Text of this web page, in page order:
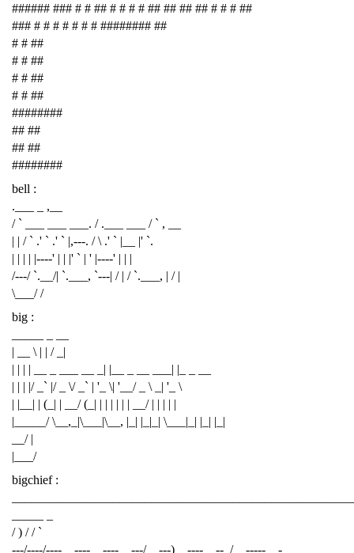
###### ### # # ## # # # # ## ## ## ## # # # ##
### # # # # # # # ######## ##
# # ##
# # ##
# # ##
# # ##
########
## ##
## ##
########
bell :
.___ _ ,__
/ ` ___ ___ ___. / .___ ___ / ` , __
| | / ` .' ` .' ` |,---. / \ .' ` |__ |' `.
| | | | |----' | | |' ` | ' |----' | | |
/---/ `.__/| `.___, `---| / | / `.___, | / |
\___/ /
big :
| __ \ | | / _|
| | | | __ _ ___ __ _| |__ _ __ ___| |_ _ __
| | | |/ _` |/ _ \/ _` | '_ \| '__/ _ \ _| '_ \
| |__| | (_| | __/ (_| | | | | | | __/ | | | | |
|_____/ \__,_|\___|\__, |_| |_|_| \___|_| |_| |_|
__/ |
|___/
bigchief :
/ ) / / `
---/----/----__----__----__---/__---)__----__--_/__-----__-